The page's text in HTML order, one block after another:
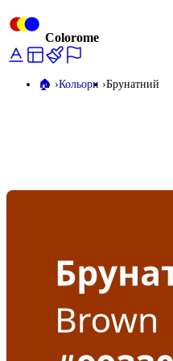
Colorome
🏠️ Кольори Брунатний